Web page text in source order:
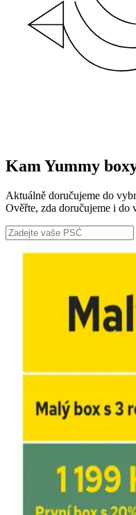
Kam Yummy
Aktuálně doručujeme do
Ověřte, zda doručujeme i do